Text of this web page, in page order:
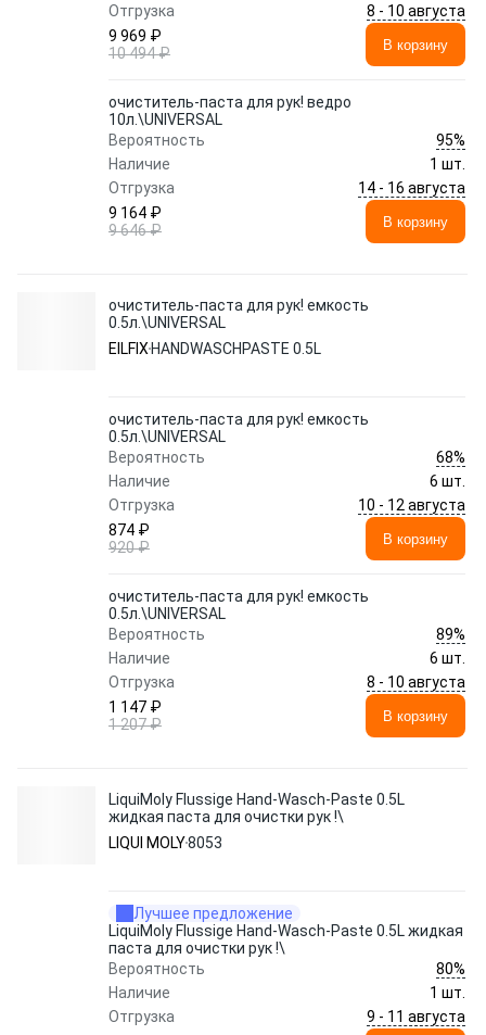
Отгрузка
8 - 10 августа
9 969 ₽
10 494 ₽
В корзину
очиститель-паста для рук! ведро
10л.\UNIVERSAL
Вероятность
95%
Наличие
1 шт.
Отгрузка
14 - 16 августа
9 164 ₽
9 646 ₽
В корзину
очиститель-паста для рук! емкость
0.5л.\UNIVERSAL
EILFIX HANDWASCHPASTE 0.5L
очиститель-паста для рук! емкость
0.5л.\UNIVERSAL
Вероятность
68%
Наличие
6 шт.
Отгрузка
10 - 12 августа
874 ₽
920 ₽
В корзину
очиститель-паста для рук! емкость
0.5л.\UNIVERSAL
Вероятность
89%
Наличие
6 шт.
Отгрузка
8 - 10 августа
1 147 ₽
1 207 ₽
В корзину
LiquiMoly Flussige Hand-Wasch-Paste 0.5L
жидкая паста для очистки рук !\
LIQUI MOLY8053
Лучшее предложение
LiquiMoly Flussige Hand-Wasch-Paste 0.5L жидкая
паста для очистки рук !\
Вероятность
80%
Наличие
1 шт.
Отгрузка
9 - 11 августа